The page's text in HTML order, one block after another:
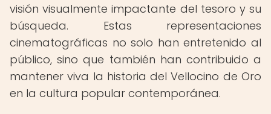
visión visualmente impactante del tesoro y su
búsqueda. Estas representaciones
cinematográficas no solo han entretenido al
público, sino que también han contribuido a
mantener viva la historia del Vellocino de Oro
en la cultura popular contemporánea.